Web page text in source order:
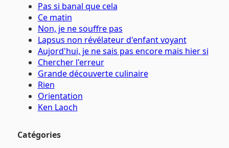
Pas si banal que cela
Ce matin
Non, je ne souffre pas
Lapsus non révélateur d'enfant voyant
Aujord'hui, je ne sais pas encore mais hier si
Chercher l'erreur
Grande découverte culinaire
Rien
Orientation
Ken Laoch
Catégories